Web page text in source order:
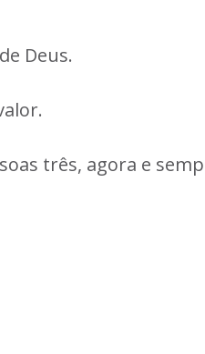
Deus.
três, agora e